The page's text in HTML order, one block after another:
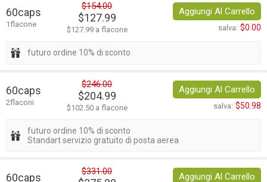
60caps
1flacone
$154.00
$127.99
$127.99 a flacone
Aggiungi Al Carrello
salva: $0.00
futuro ordine 10% di sconto
60caps
2flaconi
$246.00
$204.99
$102.50 a flacone
Aggiungi Al Carrello
salva: $50.98
futuro ordine 10% di sconto
Standart servizio gratuito di posta aerea
60caps $331.00 Aggiungi Al Carrello